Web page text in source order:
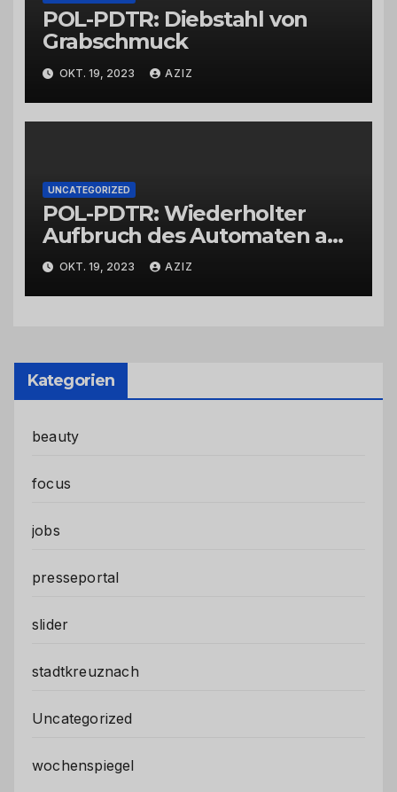
POL-PDTR: Diebstahl von
Grabschmuck
OKT. 19, 2023 AZIZ
UNCATEGORIZED
POL-PDTR: Wiederholter
Aufbruch des Automaten am
Wohnmobilstellplatz in
Hermeskeil am Labachweg
OKT. 19, 2023 AZIZ
Kategorien
beauty
focus
jobs
presseportal
slider
stadtkreuznach
Uncategorized
wochenspiegel